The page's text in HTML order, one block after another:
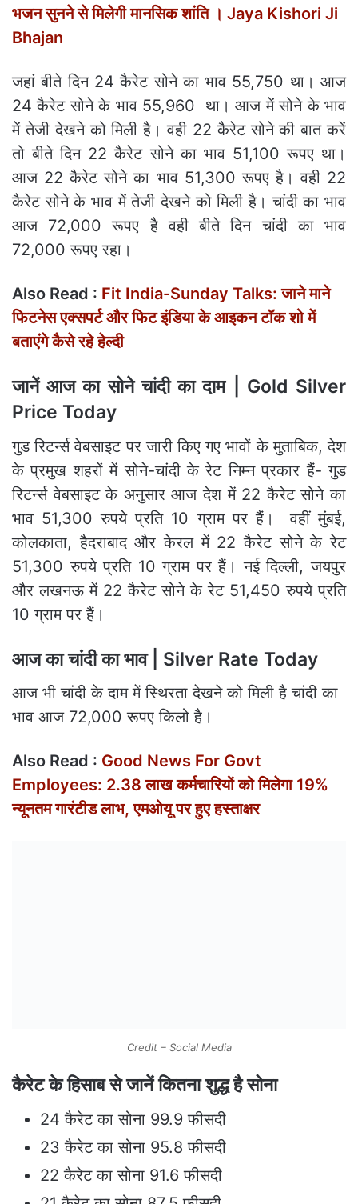
भजन सुनने से मिलेगी मानसिक शांति । Jaya Kishori Ji
Bhajan
जहां बीते दिन 24 कैरेट सोने का भाव 55,750 था। आज
24 कैरेट सोने के भाव 55,960 था। आज में सोने के भाव
में तेजी देखने को मिली है। वही 22 कैरेट सोने की बात करें
तो बीते दिन 22 कैरेट सोने का भाव 51,100 रूपए था।
आज 22 कैरेट सोने का भाव 51,300 रूपए है। वही 22
कैरेट सोने के भाव में तेजी देखने को मिली है। चांदी का भाव
आज 72,000 रूपए है वही बीते दिन चांदी का भाव
72,000 रूपए रहा।
Also Read : Fit India-Sunday Talks: जाने माने
फिटनेस एक्सपर्ट और फिट इंडिया के आइकन टॉक शो में
बताएंगे कैसे रहे हेल्दी
जानें आज का सोने चांदी का दाम | Gold Silver
Price Today
गुड रिटर्न्स वेबसाइट पर जारी किए गए भावों के मुताबिक, देश
के प्रमुख शहरों में सोने-चांदी के रेट निम्न प्रकार हैं- गुड
रिटर्न्स वेबसाइट के अनुसार आज देश में 22 कैरेट सोने का
भाव 51,300 रुपये प्रति 10 ग्राम पर हैं। वहीं मुंबई,
कोलकाता, हैदराबाद और केरल में 22 कैरेट सोने के रेट
51,300 रुपये प्रति 10 ग्राम पर हैं। नई दिल्ली, जयपुर
और लखनऊ में 22 कैरेट सोने के रेट 51,450 रुपये प्रति
10 ग्राम पर हैं।
आज का चांदी का भाव | Silver Rate Today
आज भी चांदी के दाम में स्थिरता देखने को मिली है चांदी का
भाव आज 72,000 रूपए किलो है।
Also Read : Good News For Govt
Employees: 2.38 लाख कर्मचारियों को मिलेगा 19%
न्यूनतम गारंटीड लाभ, एमओयू पर हुए हस्ताक्षर
Credit – Social Media
कैरेट के हिसाब से जानें कितना शुद्ध है सोना
24 कैरेट का सोना 99.9 फीसदी
23 कैरेट का सोना 95.8 फीसदी
22 कैरेट का सोना 91.6 फीसदी